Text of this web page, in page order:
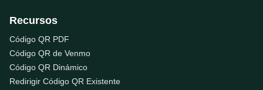
Recursos
Código QR PDF
Código QR de Venmo
Código QR Dinámico
Redirigir Código QR Existente